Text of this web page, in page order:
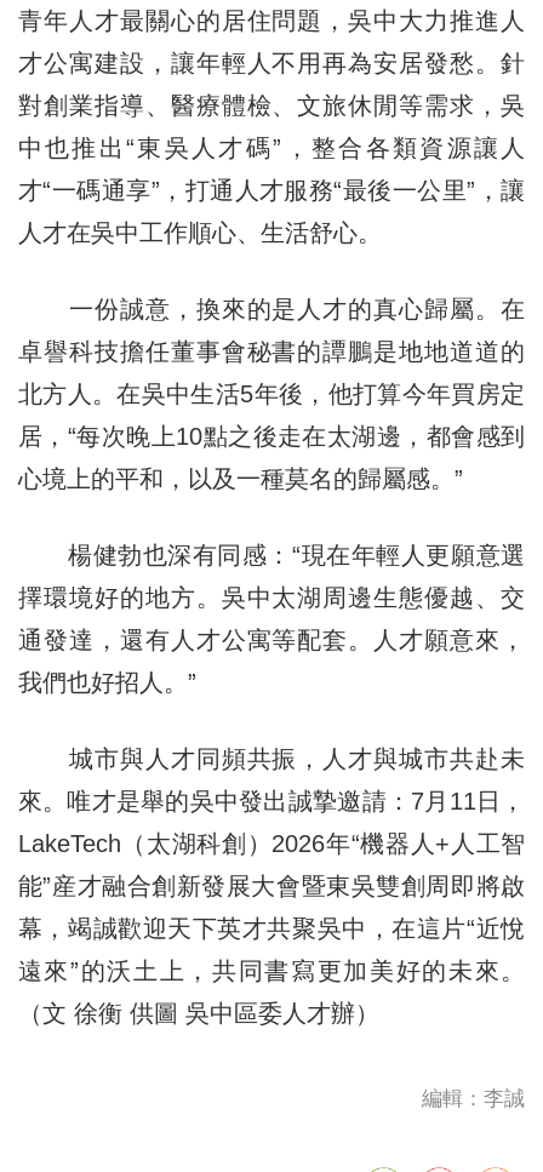
青年人才最關心的居住問題，吳中大力推進人
才公寓建設，讓年輕人不用再為安居發愁。針
對創業指導、醫療體檢、文旅休閒等需求，吳
中也推出“東吳人才碼”，整合各類資源讓人
才“一碼通享”，打通人才服務“最後一公里”，讓
人才在吳中工作順心、生活舒心。
一份誠意，換來的是人才的真心歸屬。在
卓譽科技擔任董事會秘書的譚鵬是地地道道的
北方人。在吳中生活5年後，他打算今年買房定
居，“每次晚上10點之後走在太湖邊，都會感到
心境上的平和，以及一種莫名的歸屬感。”
楊健勃也深有同感：“現在年輕人更願意選
擇環境好的地方。吳中太湖周邊生態優越、交
通發達，還有人才公寓等配套。人才願意來，
我們也好招人。”
城市與人才同頻共振，人才與城市共赴未
來。唯才是舉的吳中發出誠摯邀請：7月11日，
LakeTech（太湖科創）2026年“機器人+人工智
能”産才融合創新發展大會暨東吳雙創周即將啟
幕，竭誠歡迎天下英才共聚吳中，在這片“近悅
遠來”的沃土上，共同書寫更加美好的未來。
（文 徐衡 供圖 吳中區委人才辦）
編輯：李誠